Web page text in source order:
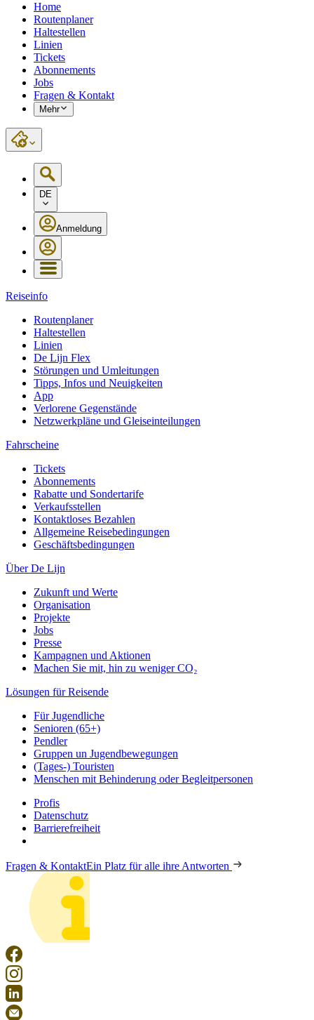
Home
Routenplaner
Haltestellen
Linien
Tickets
Abonnements
Jobs
Fragen & Kontakt
Mehr
DE
Anmeldung
Reiseinfo
Routenplaner
Haltestellen
Linien
De Lijn Flex
Störungen und Umleitungen
Tipps, Infos und Neuigkeiten
App
Verlorene Gegenstände
Netzwerkpläne und Gleiseinteilungen
Fahrscheine
Tickets
Abonnements
Rabatte und Sondertarife
Verkaufsstellen
Kontaktloses Bezahlen
Allgemeine Reisebedingungen
Geschäftsbedingungen
Über De Lijn
Zukunft und Werte
Organisation
Projekte
Jobs
Presse
Kampagnen und Aktionen
Machen Sie mit, hin zu weniger CO₂
Lösungen für Reisende
Für Jugendliche
Senioren (65+)
Pendler
Gruppen un Jugendbewegungen
(Tages-) Touristen
Menschen mit Behinderung oder Begleitpersonen
Profis
Datenschutz
Barrierefreiheit
Fragen & KontaktEin Platz für alle ihre Antworten